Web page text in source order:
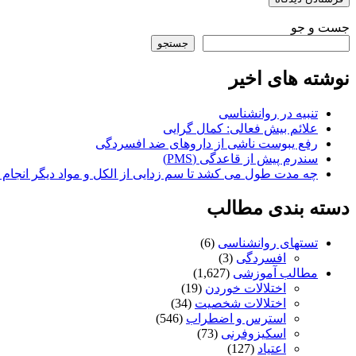
جست و جو
جستجو
نوشته های اخیر
تنبیه در روانشناسی
علائم بیش فعالی: کمال گرایی
رفع یبوست ناشی از داروهای ضد افسردگی
سندرم پیش از قاعدگی (PMS)
چه مدت طول می کشد تا سم زدایی از الکل و مواد دیگر
دسته بندی مطالب
تستهای روانشناسی (6)
افسردگی (3)
مطالب آموزشی (1,627)
اختلالات خوردن (19)
اختلالات شخصیت (34)
استرس و اضطراب (546)
اسکیزوفرنی (73)
اعتیاد (127)